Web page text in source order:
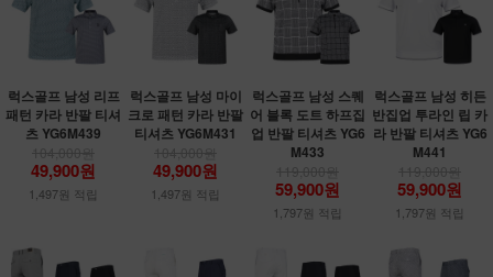
럭스골프 남성 리프
패턴 카라 반팔 티셔
츠 YG6M439
49,900원
1,497원 적립
럭스골프 남성 마이
크로 패턴 카라 반팔
티셔츠 YG6M431
49,900원
1,497원 적립
럭스골프 남성 스퀘
어 블록 도트 하프집
업 반팔 티셔츠 YG6
M433
59,900원
1,797원 적립
럭스골프 남성 히든
반집업 투라인 립 카
라 반팔 티셔츠 YG6
M441
59,900원
1,797원 적립